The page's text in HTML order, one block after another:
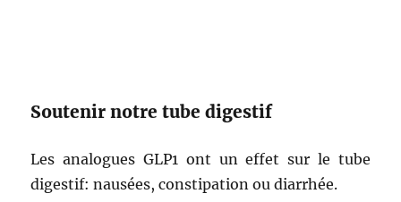
Soutenir notre tube digestif
Les analogues GLP1 ont un effet sur le tube
digestif: nausées, constipation ou diarrhée.